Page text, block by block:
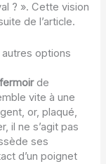
? ». Cette vision
de l’article.
options
fermoirde
vite à une
or, plaqué,
il ne s’agit pas
ses
d’un poignet